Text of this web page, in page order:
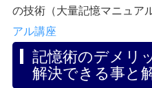
の技術（大量記憶マニュア
アル講座
記憶術のデメリ
解決できる事と